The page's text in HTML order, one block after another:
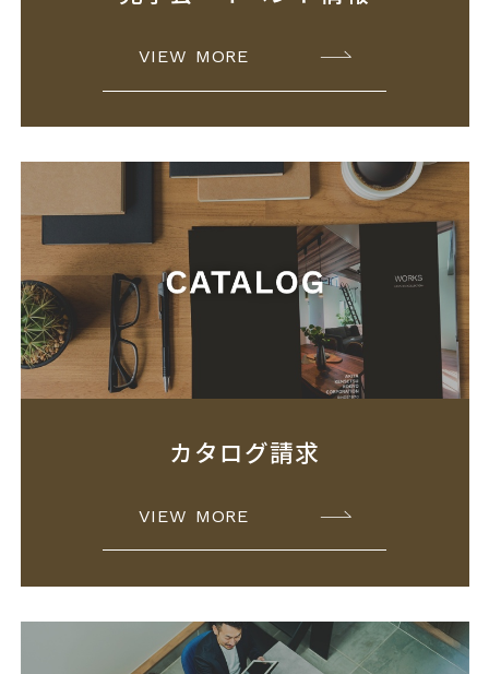
VIEW MORE
カタログ請求
VIEW MORE